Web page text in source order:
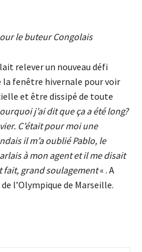
le buteur Congolais
relever un nouveau défi
fenêtre hivernale pour voir
et être dissipé de toute
j’ai dit que ça a été long?
C’était pour moi une
il m’a oublié Pablo, le
à mon agent et il me disait
fait, grand soulagement« . A
l’Olympique de Marseille.